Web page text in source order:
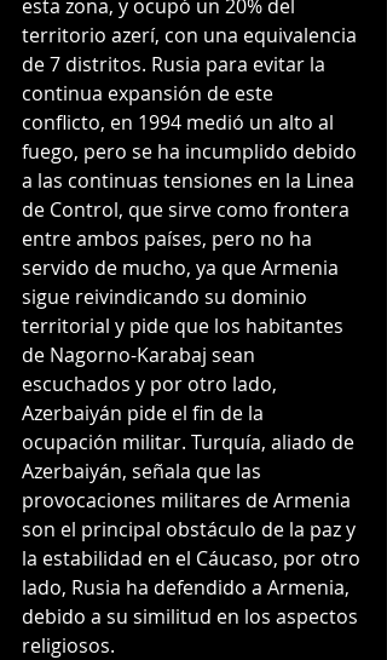
esta zona, y ocupó un 20% del
territorio azerí, con una equivalencia
de 7 distritos. Rusia para evitar la
continua expansión de este
conflicto, en 1994 medió un alto al
fuego, pero se ha incumplido debido
a las continuas tensiones en la Linea
de Control, que sirve como frontera
entre ambos países, pero no ha
servido de mucho, ya que Armenia
sigue reivindicando su dominio
territorial y pide que los habitantes
de Nagorno-Karabaj sean
escuchados y por otro lado,
Azerbaiyán pide el fin de la
ocupación militar. Turquía, aliado de
Azerbaiyán, señala que las
provocaciones militares de Armenia
son el principal obstáculo de la paz y
la estabilidad en el Cáucaso, por otro
lado, Rusia ha defendido a Armenia,
debido a su similitud en los aspectos
religiosos.